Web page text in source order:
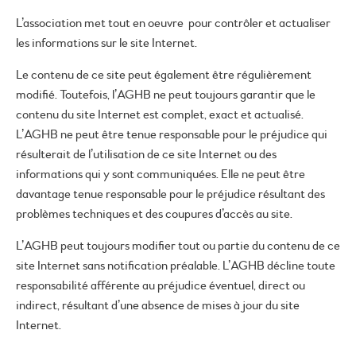
L’association met tout en oeuvre pour contrôler et actualiser
les informations sur le site Internet.
Le contenu de ce site peut également être régulièrement
modifié. Toutefois, l’AGHB ne peut toujours garantir que le
contenu du site Internet est complet, exact et actualisé.
L’AGHB ne peut être tenue responsable pour le préjudice qui
résulterait de l’utilisation de ce site Internet ou des
informations qui y sont communiquées. Elle ne peut être
davantage tenue responsable pour le préjudice résultant des
problèmes techniques et des coupures d’accès au site.
L’AGHB peut toujours modifier tout ou partie du contenu de ce
site Internet sans notification préalable. L’AGHB décline toute
responsabilité afférente au préjudice éventuel, direct ou
indirect, résultant d’une absence de mises à jour du site
Internet.